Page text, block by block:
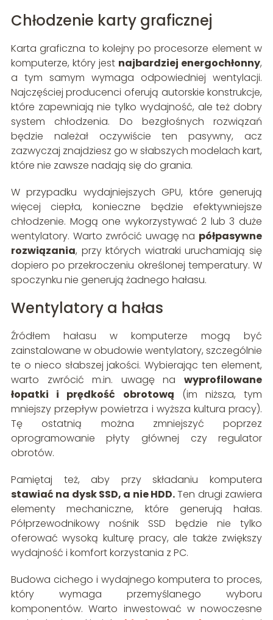
Chłodzenie karty graficznej
Karta graficzna to kolejny po procesorze element w
komputerze, który jest najbardziej energochłonny,
a tym samym wymaga odpowiedniej wentylacji.
Najczęściej producenci oferują autorskie konstrukcje,
które zapewniają nie tylko wydajność, ale też dobry
system chłodzenia. Do bezgłośnych rozwiązań
będzie należał oczywiście ten pasywny, acz
zazwyczaj znajdziesz go w słabszych modelach kart,
które nie zawsze nadają się do grania.
W przypadku wydajniejszych GPU, które generują
więcej ciepła, konieczne będzie efektywniejsze
chłodzenie. Mogą one wykorzystywać 2 lub 3 duże
wentylatory. Warto zwrócić uwagę na półpasywne
rozwiązania, przy których wiatraki uruchamiają się
dopiero po przekroczeniu określonej temperatury. W
spoczynku nie generują żadnego hałasu.
Wentylatory a hałas
Źródłem hałasu w komputerze mogą być
zainstalowane w obudowie wentylatory, szczególnie
te o nieco słabszej jakości. Wybierając ten element,
warto zwrócić m.in. uwagę nawyprofilowane
łopatki i prędkość obrotową (im niższa, tym
mniejszy przepływ powietrza i wyższa kultura pracy).
Tę ostatnią można zmniejszyć poprzez
oprogramowanie płyty głównej czy regulator
obrotów.
Pamiętaj też, aby przy składaniu komputera
stawiać na dysk SSD, a nie HDD.Ten drugi zawiera
elementy mechaniczne, które generują hałas.
Półprzewodnikowy nośnik SSD będzie nie tylko
oferować wysoką kulturę pracy, ale także zwiększy
wydajność i komfort korzystania z PC.
Budowa cichego i wydajnego komputera to proces,
który wymaga przemyślanego wyboru
komponentów. Warto inwestować w nowoczesne